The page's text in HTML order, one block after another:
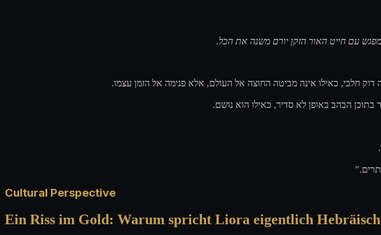
עם חייט האור הזקן יורם משנה את הכל.
חלבי, כאילו אינה מביטה החוצה אל העולם, אלא פנימה אל הזמן עצמו.
בתוכן הבהב באופן לא סדיר, כאילו הוא נושם.
Cultural Perspective
Ein Riss im Gold: Warum spricht Liora eigentlich